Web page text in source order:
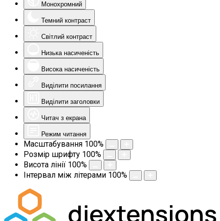
Монохромний
Темний контраст
Світлий контраст
Низька насиченість
Висока насиченість
Виділити посилання
Виділити заголовки
Читач з екрана
Режим читання
Масштабування 100%
Розмір шрифту 100%
Висота лінії 100%
Інтервал між літерами 100%